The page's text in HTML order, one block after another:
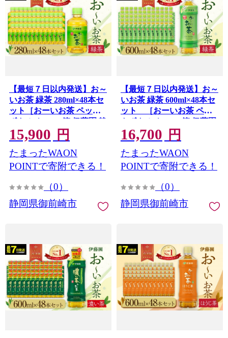
【最短７日以内発送】お～
いお茶 緑茶 280ml×48本セ
ット［おーいお茶 ペット
ボトル ケース 箱 伊藤園 静
岡］
15,900 円
たまったWAON
POINTで寄附できる！
（0）
静岡県御前崎市
【最短７日以内発送】お～
いお茶 緑茶 600ml×48本セ
ット ［おーいお茶 ペッ
トボトル ケース 箱 伊藤園
静岡］
16,700 円
たまったWAON
POINTで寄附できる！
（0）
静岡県御前崎市